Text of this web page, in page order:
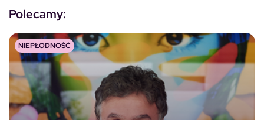
Polecamy:
NIEPŁODNOŚĆ